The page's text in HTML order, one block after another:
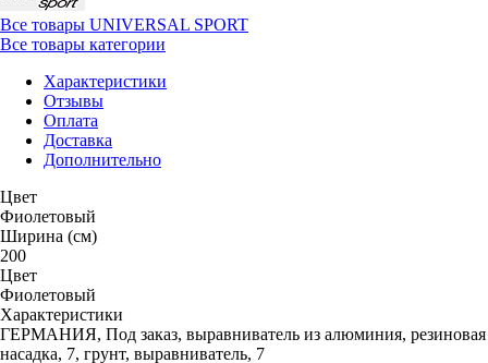
Все товары UNIVERSAL SPORT
Все товары категории
Характеристики
Отзывы
Оплата
Доставка
Дополнительно
Цвет
Фиолетовый
Ширина (см)
200
Цвет
Фиолетовый
Характеристики
ГЕРМАНИЯ, Под заказ, выравниватель из алюминия, резиновая
насадка, 7, грунт, выравниватель, 7